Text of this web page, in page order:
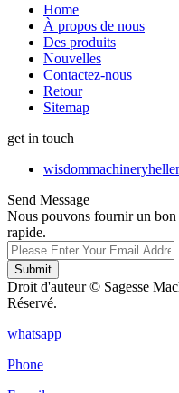
Home
À propos de nous
Des produits
Nouvelles
Contactez-nous
Retour
Sitemap
get in touch
Send Message
Nous pouvons fournir un bon
rapide.
Submit
Droit d'auteur © Sagesse
Réservé.
whatsapp
Phone